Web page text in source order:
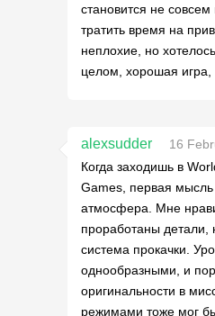
становится не
тратить время на
неплохие, но
целом, хорошая игра,
alexsudder
16
Когда заходишь в
Games, первая
атмосфера. Мне
проработаны детали,
система прокачки.
однообразными, и
оригинальности в
режимами тоже мог